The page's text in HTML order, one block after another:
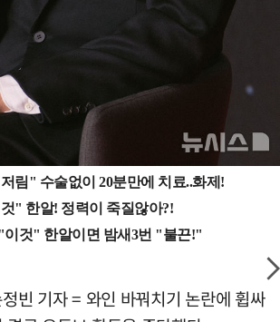
빈 기자 = 와인 바꿔치기 논란에 휩싸